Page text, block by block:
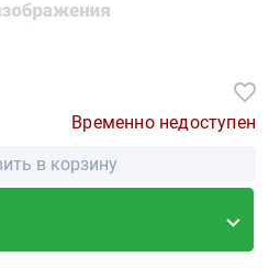
Временно недоступен
в корзину